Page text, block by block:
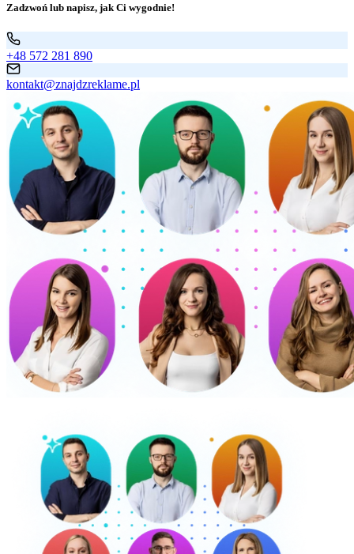
Zadzwoń lub napisz, jak Ci wygodnie!
+48 572 281 890
kontakt@znajdzreklame.pl